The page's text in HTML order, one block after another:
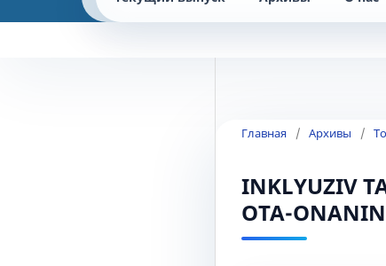
Главная / Архивы /
INKLYUZIV
OTA-